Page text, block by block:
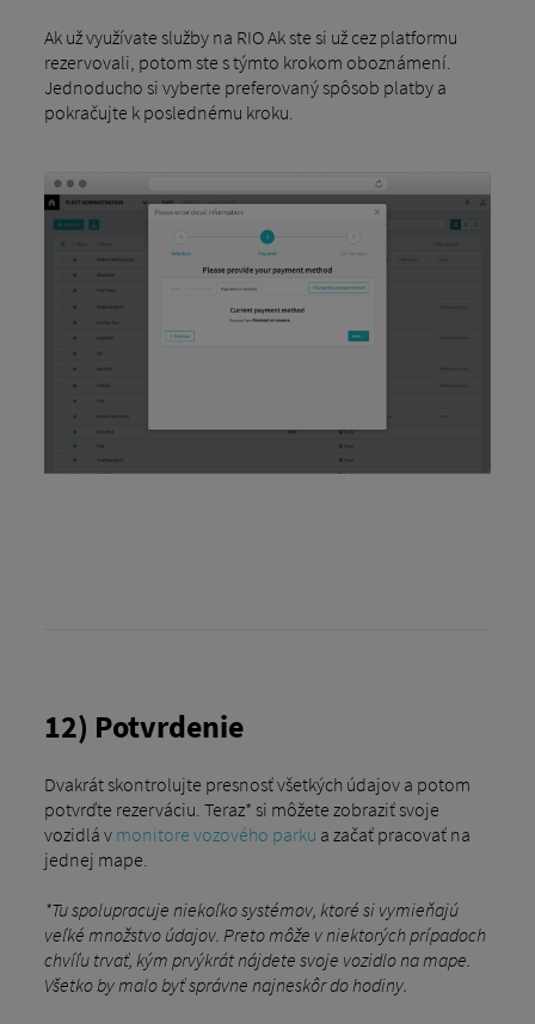
Ak už využívate služby na RIO Ak ste si už cez platformu
rezervovali, potom ste s týmto krokom oboznámení.
Jednoducho si vyberte preferovaný spôsob platby a
pokračujte k poslednému kroku.
12) Potvrdenie
Dvakrát skontrolujte presnosť všetkých údajov a potom
potvrďte rezerváciu. Teraz* si môžete zobraziť svoje
vozidlá v monitore vozového parku a začať pracovať na
jednej mape.
*Tu spolupracuje niekoľko systémov, ktoré si vymieňajú
veľké množstvo údajov. Preto môže v niektorých prípadoch
chvíľu trvať, kým prvýkrát nájdete svoje vozidlo na mape.
Všetko by malo byť správne najneskôr do hodiny.